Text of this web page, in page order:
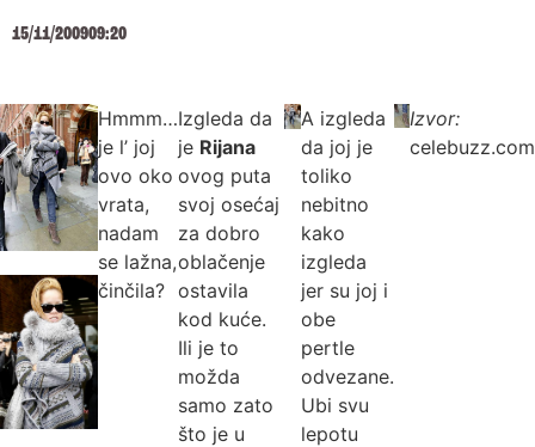
15/11/200909:20
Hmmm…
je l’ joj
ovo oko
vrata,
nadam
se lažna,
činčila?
Izgleda da
je Rijana
ovog puta
svoj osećaj
za dobro
oblačenje
ostavila
kod kuće.
Ili je to
možda
samo zato
što je u
A izgleda
da joj je
toliko
nebitno
kako
izgleda
jer su joj i
obe
pertle
odvezane.
Ubi svu
lepotu
Izvor:
celebuzz.com